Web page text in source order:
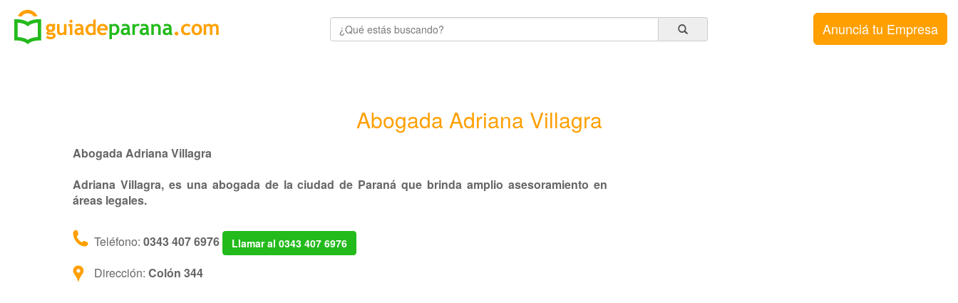
Anunciá tu Empresa
Abogada Adriana Villagra
Abogada Adriana Villagra
Adriana Villagra, es una abogada de la ciudad de Paraná que brinda amplio asesoramiento en
áreas legales.
Teléfono: 0343 407 6976 Llamar al 0343 407 6976
Dirección: Colón 344